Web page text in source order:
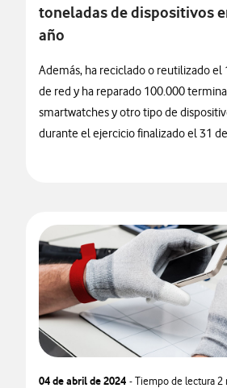
toneladas de dispositivos
año
Además, ha reciclado o reutilizado el
de red y ha reparado 100.000
smartwatches y otro tipo de
durante el ejercicio finalizado el 31
04 de abril de 2024 - Tiempo de lectura2